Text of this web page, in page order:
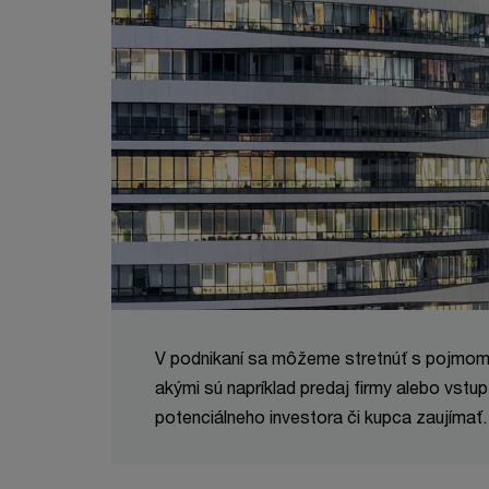
V podnikaní sa môžeme stretnúť s
akými sú napríklad predaj firmy alebo
potenciálneho investora či kupca zaujímať.